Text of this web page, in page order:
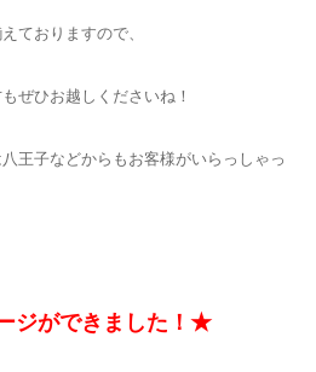
ておりますので、
ぜひお越しくださいね！
王子などからもお客様がいらっしゃっ
ジができました！★